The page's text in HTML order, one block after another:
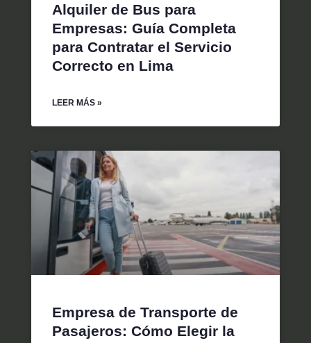
Alquiler de Bus para
Empresas: Guía Completa
para Contratar el Servicio
Correcto en Lima
LEER MÁS »
Empresa de Transporte de
Pasajeros: Cómo Elegir la